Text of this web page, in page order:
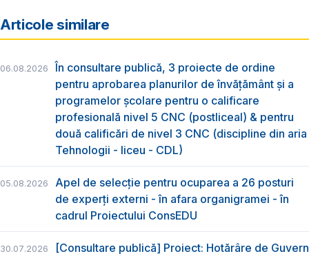
Articole similare
06.08.2026
În consultare publică, 3 proiecte de ordine
pentru aprobarea planurilor de învățământ și a
programelor școlare pentru o calificare
profesională nivel 5 CNC (postliceal) & pentru
două calificări de nivel 3 CNC (discipline din aria
Tehnologii - liceu - CDL)
05.08.2026
Apel de selecție pentru ocuparea a 26 posturi
de experți externi - în afara organigramei - în
cadrul Proiectului ConsEDU
30.07.2026
[Consultare publică] Proiect: Hotărâre de Guvern